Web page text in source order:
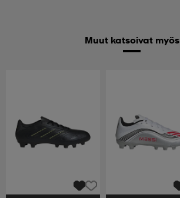
Muut katsoivat myös